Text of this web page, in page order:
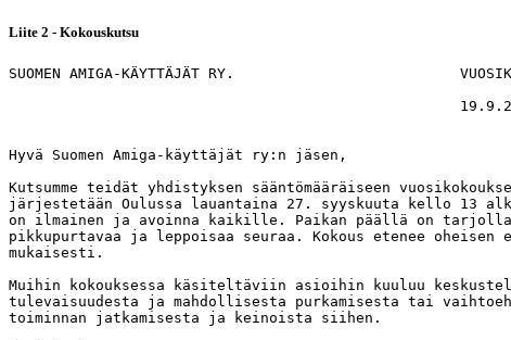
Liite 2 - Kokouskutsu
SUOMEN AMIGA-KÄYTTÄJÄT RY.
Hyvä Suomen Amiga-käyttäjät ry:n jäsen,
Kutsumme teidät yhdistyksen sääntömääräiseen
järjestetään Oulussa lauantaina 27. syyskuuta kello 13
on ilmainen ja avoinna kaikille. Paikan päällä on
pikkupurtavaa ja leppoisaa seuraa. Kokous etenee
mukaisesti.
Muihin kokouksessa käsiteltäviin asioihin kuuluu
tulevaisuudesta ja mahdollisesta purkamisesta tai
toiminnan jatkamisesta ja keinoista siihen.